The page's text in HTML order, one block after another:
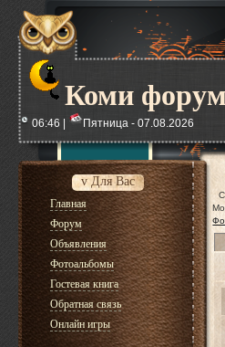
Коми форум
06:46 | Пятница - 07.08.2026
v Для Вас
Главная
Форум
Объявления
Фотоальбомы
Гостевая книга
Обратная связь
Онлайн игры